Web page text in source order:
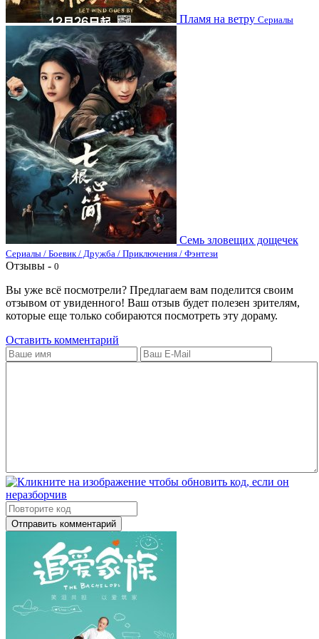
Пламя на ветру Сериалы
Семь зловещих дощечек
Сериалы / Боевик / Дружба / Приключения / Фэнтези
Отзывы - 0
Вы уже всё посмотрели? Предлагаем вам поделится своим
отзывом от увиденного! Ваш отзыв будет полезен зрителям,
которые еще только собираются посмотреть эту дораму.
Оставить комментарий
Отправить комментарий